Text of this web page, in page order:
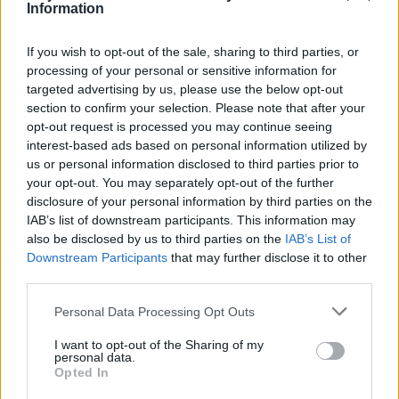
Information
If you wish to opt-out of the sale, sharing to third parties, or
processing of your personal or sensitive information for
targeted advertising by us, please use the below opt-out
section to confirm your selection. Please note that after your
opt-out request is processed you may continue seeing
interest-based ads based on personal information utilized by
us or personal information disclosed to third parties prior to
your opt-out. You may separately opt-out of the further
disclosure of your personal information by third parties on the
IAB’s list of downstream participants. This information may
also be disclosed by us to third parties on the IAB’s List of
Downstream Participants that may further disclose it to other
Please note that this website/app uses one or more Google
not limited to your visit or usage behaviour. You may click to
grant or deny consent to Google and its third-party tags to
use your data for below specified purposes in below Google
Personal Data Processing Opt Outs
I want to opt-out of the Sharing of my
personal data.
Opted In
contacto de confianza en salidas largas.
Tren, autobús e impianti:
combinando bici y transporte público
El Tirolo cuenta con una red eficiente de
transporte público que facilita los anillos one-
way. Los trenes regionales de ÖBB y las líneas S-
Bahn permiten el transporte de bicicletas en
convoyes marcados con el icono
correspondiente; puede ser necesario un billete
de bici y, en algunas rutas, una reserva. Nodos
conexión; Kufstein, Wörgl y Landeck para
acceder a fronteras y valles laterales.